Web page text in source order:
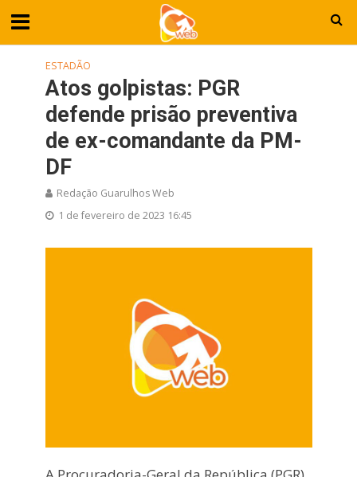
ESTADÃO
Atos golpistas: PGR
defende prisão preventiva
de ex-comandante da PM-
DF
Redação Guarulhos Web
1 de fevereiro de 2023 16:45